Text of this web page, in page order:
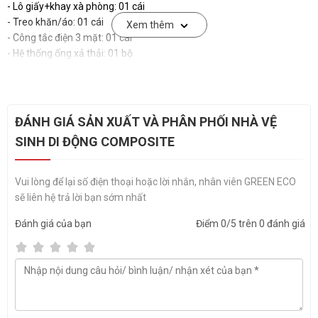
- Lô giấy+khay xà phòng: 01 cái
- Treo khăn/áo: 01 cái
- Công tắc điện 3 mặt: 01 cái
- Hệ thống ống xả thải: 01 bộ
Đặc điểm nổi bật của sản phẩm nhà vệ sinh di
Xem thêm
ĐÁNH GIÁ SẢN XUẤT VÀ PHÂN PHỐI NHÀ VỆ
SINH DI ĐỘNG COMPOSITE
Vui lòng để lại số điện thoại hoặc lời nhắn, nhân viên GREEN ECO
sẽ liên hệ trả lời bạn sớm nhất
Đánh giá của bạn Điểm 0/5 trên 0 đánh giá